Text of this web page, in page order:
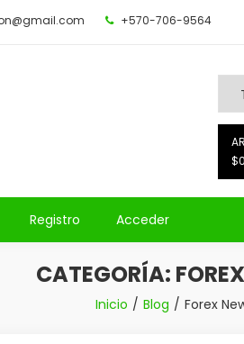
+570-706-9564
Registro Acceder
CATEGORÍA:
Inicio Blog Forex